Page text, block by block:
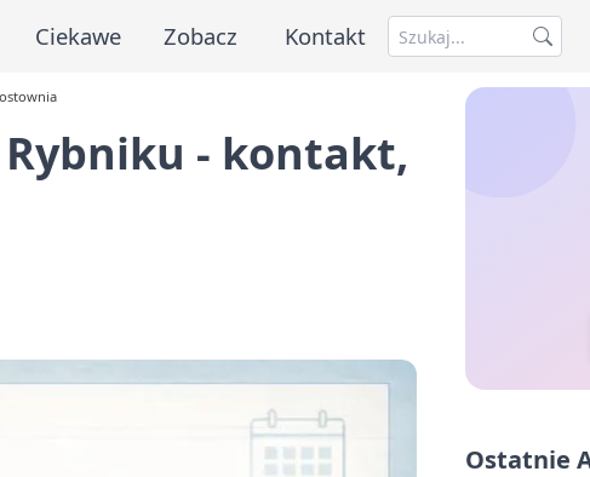
Ciekawe Zobacz Kontakt
- kontakt,
Ostatnie